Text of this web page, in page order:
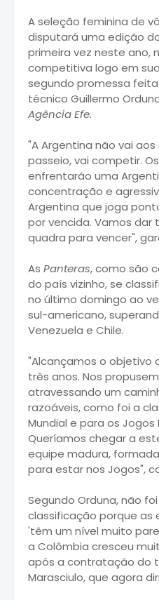
A seleção feminina de
disputará uma edição
primeira vez neste ano,
competitiva logo em
segundo promessa
técnico Guillermo
Agência Efe.
"A Argentina não vai
passeio, vai competir.
enfrentarão uma
concentração e
Argentina que joga
por vencida. Vamos dar
quadra para vencer",
As Panteras, como são
do país vizinho, se
no último domingo ao
sul-americano,
Venezuela e Chile.
"Alcançamos o objetivo
três anos. Nos
atravessando um
razoáveis, como foi a
Mundial e para os Jogos
Queríamos chegar a
equipe madura,
para estar nos Jogos",
Segundo Orduna, não
classificação porque as
'têm um nível muito
a Colômbia cresceu
após a contratação do
Marasciulo, que agora